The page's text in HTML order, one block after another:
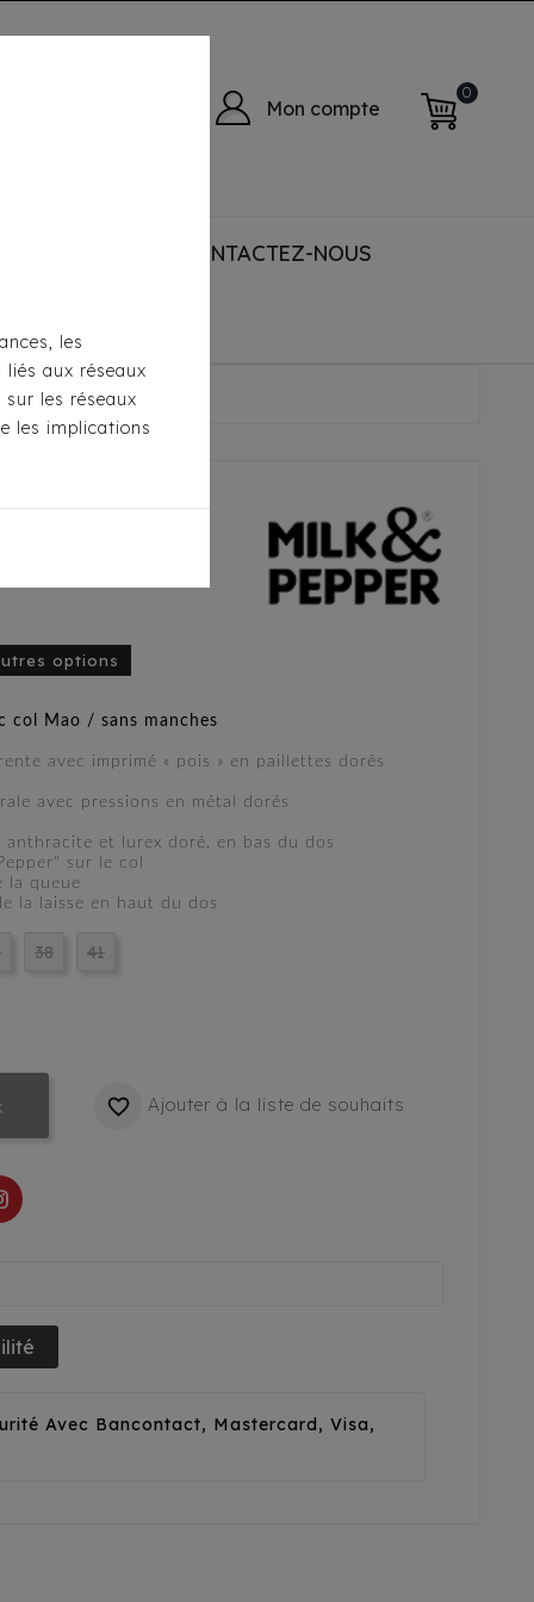
Mon compte
0
CONTACTEZ-NOUS
Farah
& Pepper
options
col Mao / sans manches
avec imprimé « pois » en paillettes dorés
avec pressions en métal dorés
anthracite et lurex doré, en bas du dos
sur le col
la queue
la laisse en haut du dos
38 41
 Ajouter à la liste de souhaits
Avec Bancontact, Mastercard, Visa,
les
aux réseaux
les réseaux
les implications